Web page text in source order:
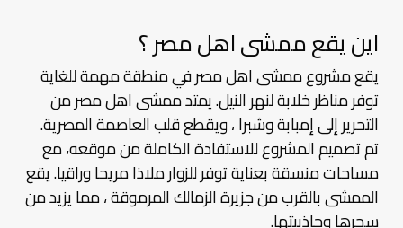
اين يقع ممشى اهل مصر ؟
يقع مشروع ممشى اهل مصر في منطقة مهمة للغاية
توفر مناظر خلابة لنهر النيل. يمتد ممشى اهل مصر من
التحرير إلى إمبابة وشبرا ، ويقطع قلب العاصمة المصرية.
تم تصميم المشروع للاستفادة الكاملة من موقعه، مع
مساحات منسقة بعناية توفر للزوار ملاذا مريحا وراقيا. يقع
الممشى بالقرب من جزيرة الزمالك المرموقة ، مما يزيد من
سحرها وجاذبيتها.